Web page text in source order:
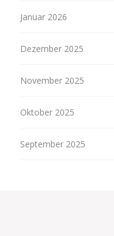
Januar 2026
Dezember 2025
November 2025
Oktober 2025
September 2025